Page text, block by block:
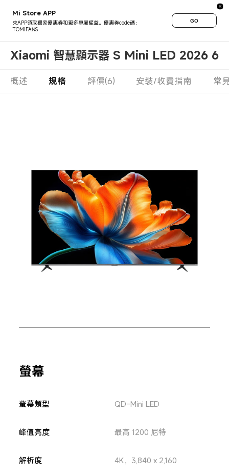
Mi Store APP
來APP領取獨家優惠券和更多專屬權益。優惠券code碼：
TOMIFANS
GO
Xiaomi 智慧顯示器 S Mini LED 2026 65
概述 規格 評價(6) 安裝/收費指南 常
螢幕
螢幕類型 QD-Mini LED
峰值亮度 最高 1200 尼特
解析度 4K，3,840 x 2,160